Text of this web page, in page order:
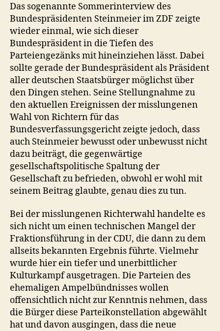
Das sogenannte Sommerinterview des
Bundespräsidenten Steinmeier im ZDF zeigte
wieder einmal, wie sich dieser
Bundespräsident in die Tiefen des
Parteiengezänks mit hineinziehen lässt. Dabei
sollte gerade der Bundespräsident als Präsident
aller deutschen Staatsbürger möglichst über
den Dingen stehen. Seine Stellungnahme zu
den aktuellen Ereignissen der misslungenen
Wahl von Richtern für das
Bundesverfassungsgericht zeigte jedoch, dass
auch Steinmeier bewusst oder unbewusst nicht
dazu beiträgt, die gegenwärtige
gesellschaftspolitische Spaltung der
Gesellschaft zu befrieden, obwohl er wohl mit
seinem Beitrag glaubte, genau dies zu tun.
Bei der misslungenen Richterwahl handelte es
sich nicht um einen technischen Mangel der
Fraktionsführung in der CDU, die dann zu dem
allseits bekannten Ergebnis führte. Vielmehr
wurde hier ein tiefer und unerbittlicher
Kulturkampf ausgetragen. Die Parteien des
ehemaligen Ampelbündnisses wollen
offensichtlich nicht zur Kenntnis nehmen, dass
die Bürger diese Parteikonstellation abgewählt
hat und davon ausgingen, dass die neue